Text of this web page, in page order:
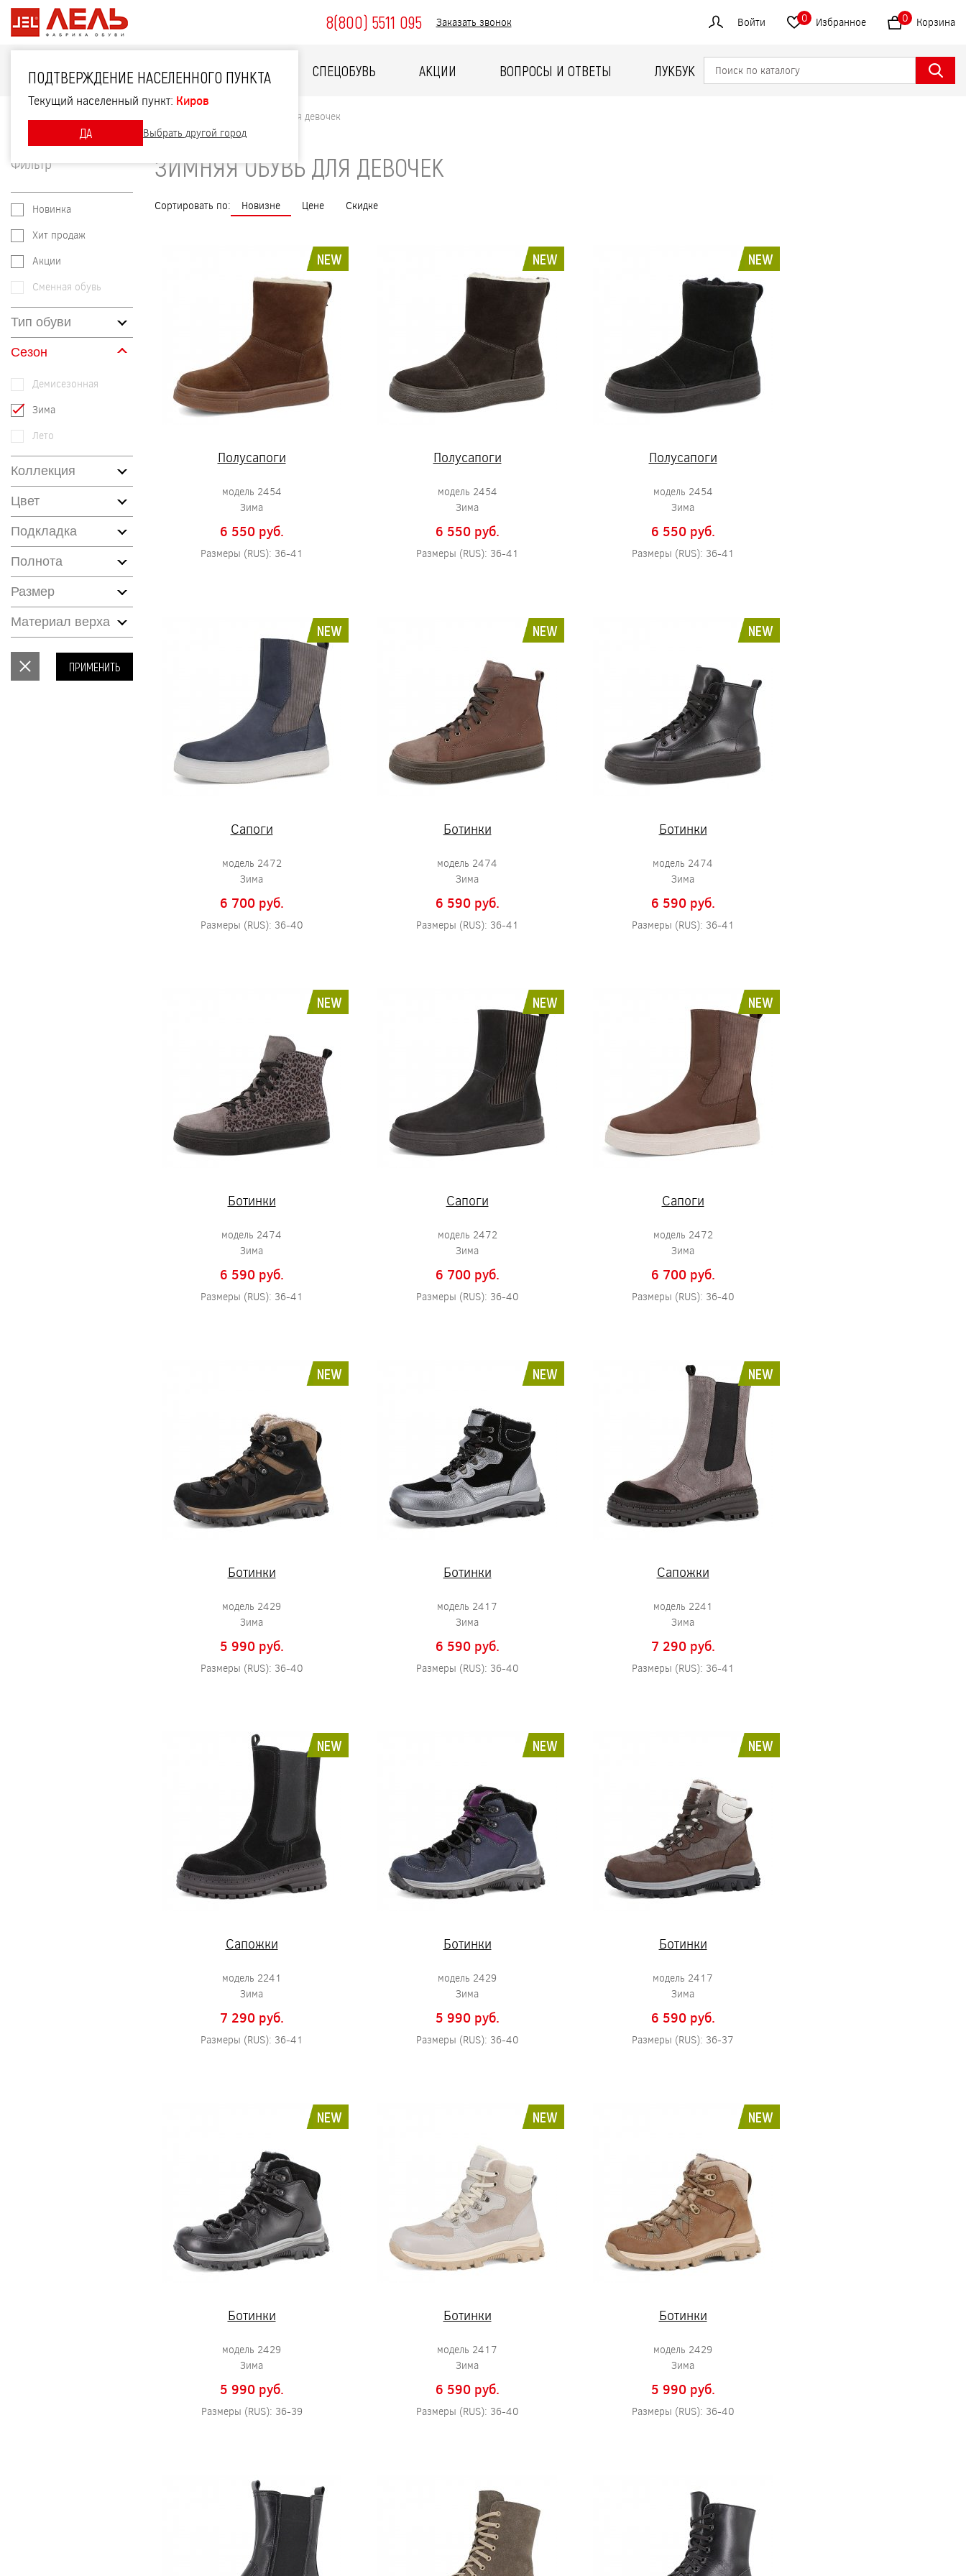
8(800) 5511 095 Заказать звонок Войти Избранное
0 Корзина
0
ПОДТВЕРЖДЕНИЕ НАСЕЛЕННОГО ПУНКТА
Текущий населенный пункт: Киров
ДА Выбрать другой город
ДЛЯ НЕЁ ДЛЯ НЕГО ДЛЯ ДЕТЕЙ СПЕЦОБУВЬ АКЦИИ ВОПРОСЫ И ОТВЕТЫ ЛУКБУК
Зимняя обувь для девочек
Фильтр
Новинка
Хит продаж
Акции
Сменная обувь
Тип обуви
Сезон
Демисезонная
Зима
Лето
Коллекция
Цвет
Подкладка
Полнота
Размер
Материал верха
ПРИМЕНИТЬ
ЗИМНЯЯ ОБУВЬ ДЛЯ ДЕВОЧЕК
Сортировать по: Новизне Цене Скидке
NEW
Полусапоги
модель 2454
Зима
6 550 pуб.
Размеры (RUS): 36-41
NEW
Полусапоги
модель 2454
Зима
6 550 pуб.
Размеры (RUS): 36-41
NEW
Полусапоги
модель 2454
Зима
6 550 pуб.
Размеры (RUS): 36-41
NEW
Сапоги
модель 2472
Зима
6 700 pуб.
Размеры (RUS): 36-40
NEW
Ботинки
модель 2474
Зима
6 590 pуб.
Размеры (RUS): 36-41
NEW
Ботинки
модель 2474
Зима
6 590 pуб.
Размеры (RUS): 36-41
NEW
Ботинки
модель 2474
Зима
6 590 pуб.
Размеры (RUS): 36-41
NEW
Сапоги
модель 2472
Зима
6 700 pуб.
Размеры (RUS): 36-40
NEW
Сапоги
модель 2472
Зима
6 700 pуб.
Размеры (RUS): 36-40
NEW
Ботинки
модель 2429
Зима
5 990 pуб.
Размеры (RUS): 36-40
NEW
Ботинки
модель 2417
Зима
6 590 pуб.
Размеры (RUS): 36-40
NEW
Сапожки
модель 2241
Зима
7 290 pуб.
Размеры (RUS): 36-41
NEW
Сапожки
модель 2241
Зима
7 290 pуб.
Размеры (RUS): 36-41
NEW
Ботинки
модель 2429
Зима
5 990 pуб.
Размеры (RUS): 36-40
NEW
Ботинки
модель 2417
Зима
6 590 pуб.
Размеры (RUS): 36-37
NEW
Ботинки
модель 2429
Зима
5 990 pуб.
Размеры (RUS): 36-39
NEW
Ботинки
модель 2417
Зима
6 590 pуб.
Размеры (RUS): 36-40
NEW
Ботинки
модель 2429
Зима
5 990 pуб.
Размеры (RUS): 36-40